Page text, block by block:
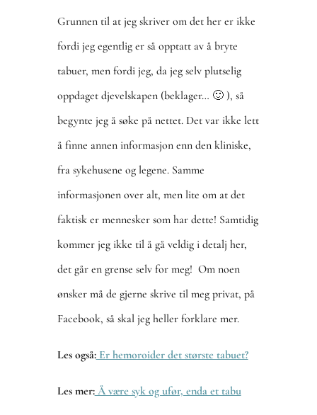
Grunnen til at jeg skriver om det her er ikke
fordi jeg egentlig er så opptatt av å bryte
tabuer, men fordi jeg, da jeg selv plutselig
oppdaget djevelskapen (beklager… 🙂 ), så
begynte jeg å søke på nettet. Det var ikke lett
å finne annen informasjon enn den kliniske,
fra sykehusene og legene. Samme
informasjonen over alt, men lite om at det
faktisk er mennesker som har dette! Samtidig
kommer jeg ikke til å gå veldig i detalj her,
det går en grense selv for meg! Om noen
ønsker må de gjerne skrive til meg privat, på
Facebook, så skal jeg heller forklare mer.
Les også:Er hemoroider det største tabuet?
Les mer:Å være syk og ufør, enda et tabu